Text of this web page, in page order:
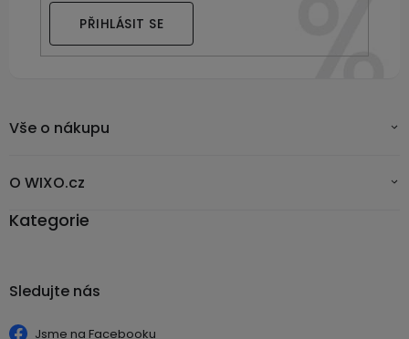
PŘIHLÁSIT SE
Vše o nákupu
O WIXO.cz
Kategorie
Sledujte nás
Jsme na Facebooku